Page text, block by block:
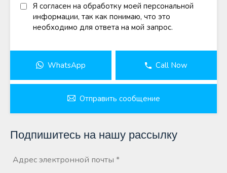
Я согласен на обработку моей персональной
информации, так как понимаю, что это
необходимо для ответа на мой запрос.
WhatsApp Call Now
Отправить сообщение
Подпишитесь на нашу рассылку